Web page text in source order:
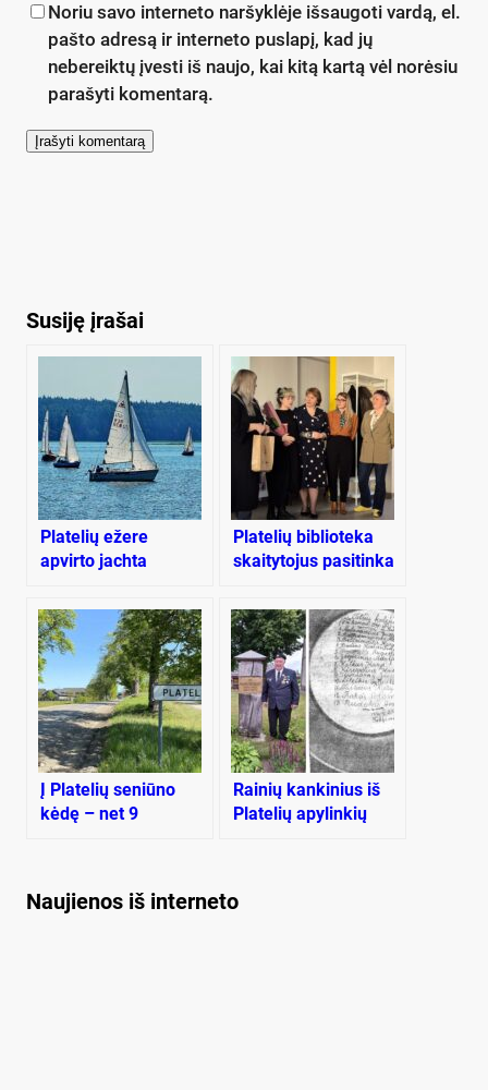
Noriu savo interneto naršyklėje išsaugoti vardą, el.
pašto adresą ir interneto puslapį, kad jų
nebereiktų įvesti iš naujo, kai kitą kartą vėl norėsiu
parašyti komentarą.
Susiję įrašai
Platelių ežere
apvirto jachta
Platelių biblioteka
skaitytojus pasitinka
Į Platelių seniūno
kėdę – net 9
Rainių kankinius iš
Platelių apylinkių
Naujienos iš interneto